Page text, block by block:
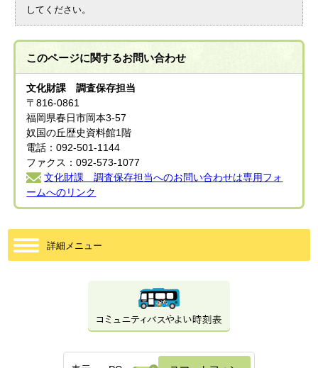
してください。
このページに関するお問い合わせ
文化財課 調査保存担当
〒816-0861
福岡県春日市岡本3-57
奴国の丘歴史資料館1階
電話：092-501-1144
ファクス：092-573-1077
文化財課 調査保存担当へのお問い合わせは専用フォ
ームへのリンク
詳細メニュー